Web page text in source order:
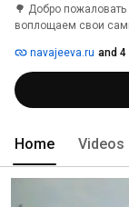
🌳 Добро
воплощаем свои
погружайтесь в
творить.
navajeeva.ru and 4
Home Videos